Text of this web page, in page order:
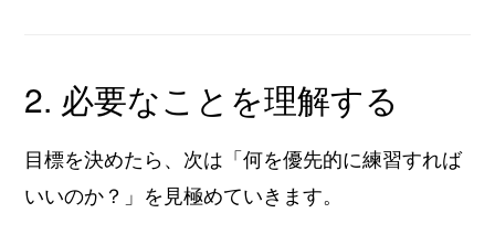
2. 必要なことを理解する
目標を決めたら、次は「何を優先的に練習すれば
いいのか？」を見極めていきます。